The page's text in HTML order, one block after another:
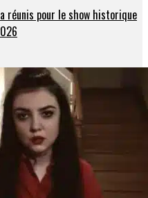
réunis pour le show historique